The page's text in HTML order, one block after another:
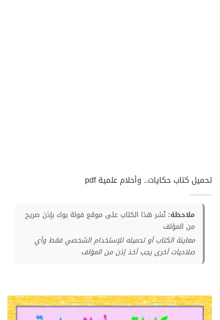
تحميل كتاب حكايات.. وأحلام علمية pdf
ملاحظة: نُشر هذا الكتاب على موقع فولة بوك بإذن صريح
من المؤلف
معاينة الكتاب أو تحميله للإستخدام الشخصي فقط وأي
صلاحيات أخرى يجب أخذ إذن من المؤلف